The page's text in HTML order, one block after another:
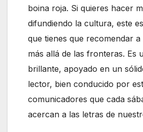
boina roja. Si quieres hacer
difundiendo la cultura, este
que tienes que recomendar a
más allá de las fronteras. Es
brillante, apoyado en un
lector, bien conducido por
comunicadores que cada
acercan a las letras de